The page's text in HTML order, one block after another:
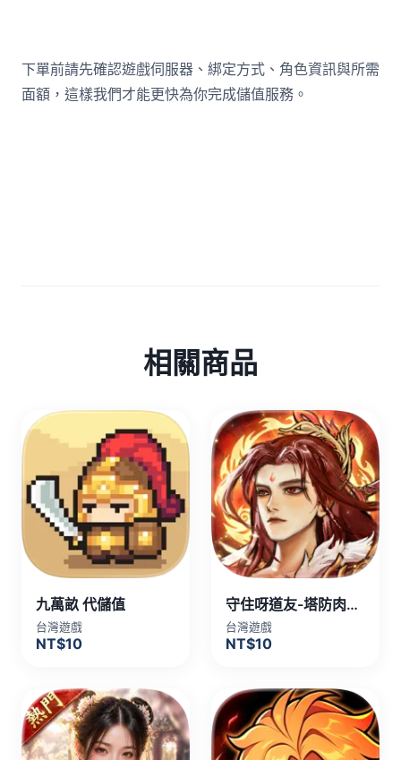
下單前請先確認遊戲伺服器、綁定方式、角色資訊與所需
面額，這樣我們才能更快為你完成儲值服務。
相關商品
九萬畝 代儲值
台灣遊戲
NT$10
守住呀道友-塔防肉鴿手遊 代儲值
台灣遊戲
NT$10